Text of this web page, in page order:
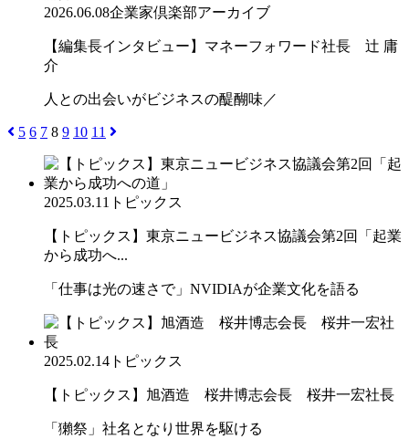
2026.06.08企業家倶楽部アーカイブ
【編集長インタビュー】マネーフォワード社長 辻 庸
介
人との出会いがビジネスの醍醐味／
5 6 7 8 9 10 11
2025.03.11 トピックス
【トピックス】東京ニュービジネス協議会第2回「起業
から成功へ...
「仕事は光の速さで」NVIDIAが企業文化を語る
2025.02.14 トピックス
【トピックス】旭酒造 桜井博志会長 桜井一宏社長
「獺祭」社名となり世界を駆ける